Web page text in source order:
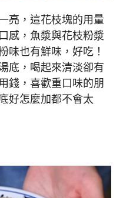
亮，這花枝塊的用量
感，魚漿與花枝粉漿
味也有鮮味，好吃！
底，喝起來清淡卻有
錢，喜歡重口味的朋
好怎麼加都不會太